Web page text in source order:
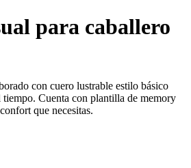
para caballero
con cuero lustrable estilo básico
Cuenta con plantilla de memory
que necesitas.